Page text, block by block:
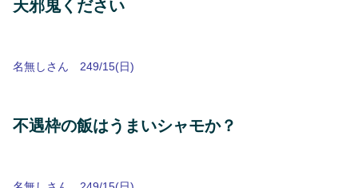
天邪鬼ください
名無しさん 249/15(日)
不遇枠の飯はうまいシャモか？